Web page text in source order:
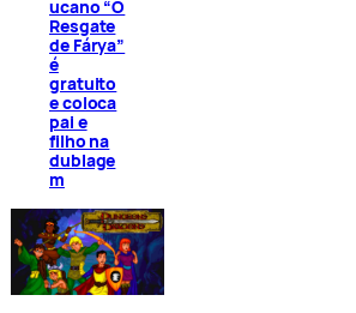
ucano “O
Resgate
de Fárya”
é
gratuito
e coloca
pai e
filho na
dublage
m